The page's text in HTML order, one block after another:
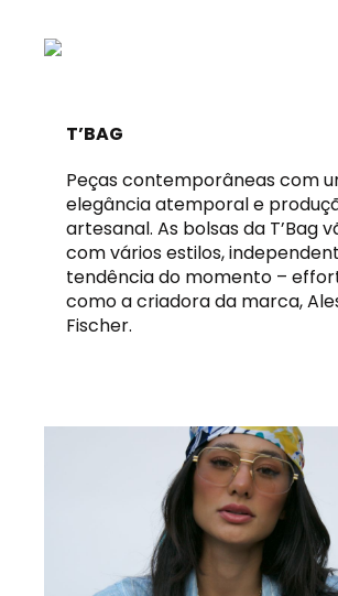
T’BAG
Peças contemporâneas com
elegância atemporal e
artesanal. As bolsas da T’Bag
com vários estilos,
tendência do momento –
como a criadora da marca,
Fischer.